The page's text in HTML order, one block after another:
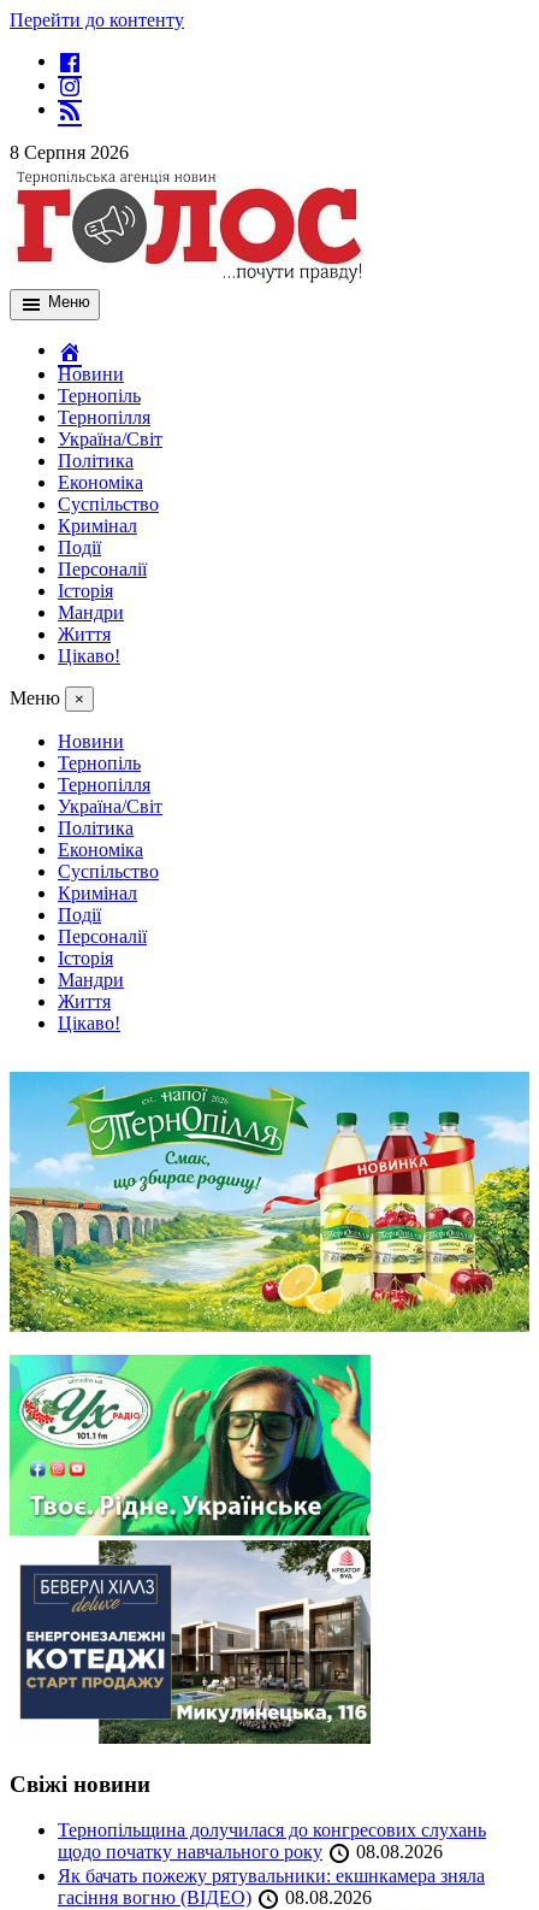
Перейти до контенту
8 Серпня 2026
Меню
Новини
Тернопіль
Тернопілля
Україна/Світ
Політика
Економіка
Суспільство
Кримінал
Події
Персоналії
Історія
Мандри
Життя
Цікаво!
Меню ×
Новини
Тернопіль
Тернопілля
Україна/Світ
Політика
Економіка
Суспільство
Кримінал
Події
Персоналії
Історія
Мандри
Життя
Цікаво!
Свіжі новини
Тернопільщина долучилася до конгресових слухань
щодо початку навчального року
08.08.2026
Як бачать пожежу рятувальники: екшнкамера зняла
гасіння вогню (ВІДЕО)
08.08.2026